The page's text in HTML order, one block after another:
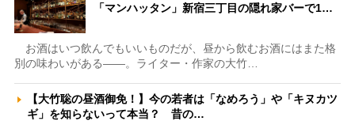
「マンハッタン」新宿三丁目の隠れ家バーで1…
お酒はいつ飲んでもいいものだが、昼から飲むお酒にはまた格
別の味わいがある――。ライター・作家の大竹…
【大竹聡の昼酒御免！】今の若者は「なめろう」や「キヌカツ
ギ」を知らないって本当？ 昔の…